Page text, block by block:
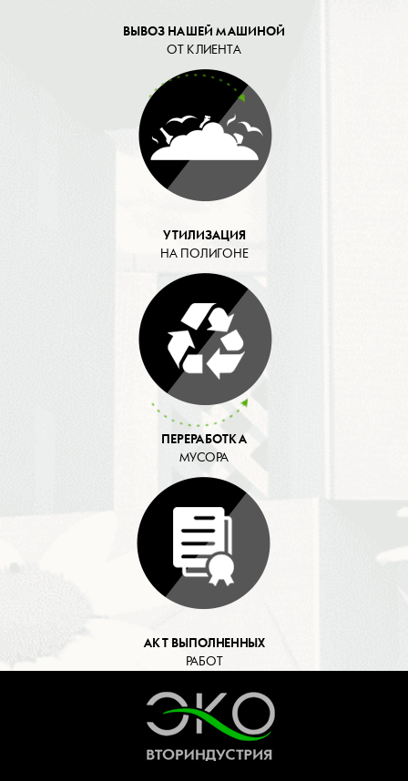
ВЫВОЗ НАШЕЙ МАШИНОЙ
ОТ КЛИЕНТА
УТИЛИЗАЦИЯ
НА ПОЛИГОНЕ
ПЕРЕРАБОТКА
МУСОРА
АКТ ВЫПОЛНЕННЫХ
РАБОТ